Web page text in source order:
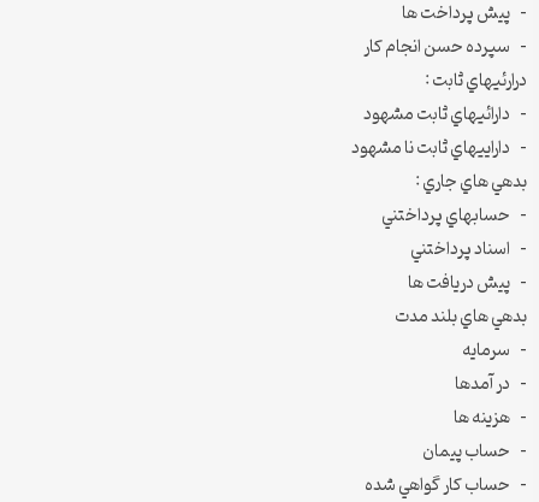
– پيش پرداخت ها
– سپرده حسن انجام كار
درارئيهاي ثابت :
– دارائيهاي ثابت مشهود
– داراييهاي ثابت نا مشهود
بدهي هاي جاري :
– حسابهاي پرداختني
– اسناد پرداختني
– پيش دريافت ها
بدهي هاي بلند مدت
– سرمايه
– در آمدها
– هزينه ها
– حساب پيمان
– حساب كار گواهي شده